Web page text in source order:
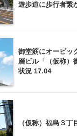
遊歩道に歩行者繋
御堂筋にオービッ
層ビル「（仮称）
状況 17.04
（仮称）福島３丁